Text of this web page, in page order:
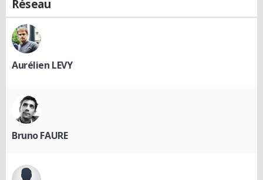
Réseau
Aurélien LEVY
Bruno FAURE